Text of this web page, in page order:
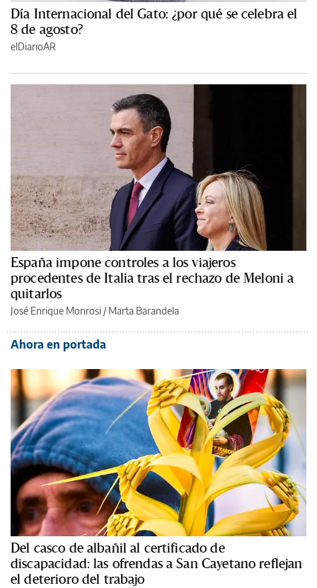
Día Internacional del Gato: ¿por qué se celebra el
8 de agosto?
elDiarioAR
España impone controles a los viajeros
procedentes de Italia tras el rechazo de Meloni a
quitarlos
José Enrique Monrosi / Marta Barandela
Ahora en portada
Del casco de albañil al certificado de
discapacidad: las ofrendas a San Cayetano reflejan
el deterioro del trabajo